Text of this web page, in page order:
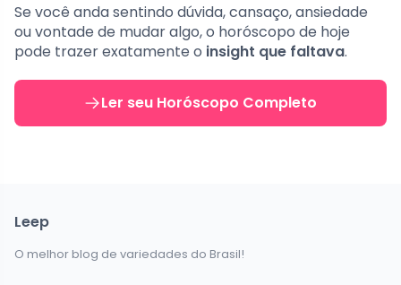
Se você anda sentindo dúvida, cansaço, ansiedade
ou vontade de mudar algo, o horóscopo de hoje
pode trazer exatamente o insight que faltava.
Ler seu Horóscopo Completo
Leep
O melhor blog de variedades do Brasil!